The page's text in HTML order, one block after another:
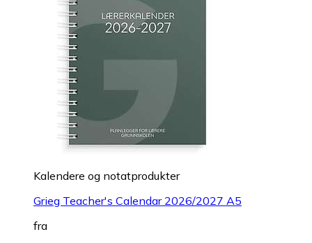
Kalendere og notatprodukter
Grieg Teacher's Calendar 2026/2027 A5
fra